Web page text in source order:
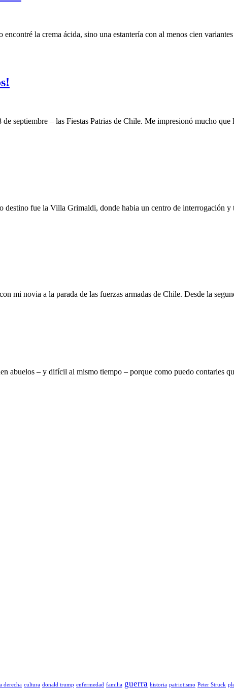
la crema ácida, sino una estantería con al menos cien
septiembre – las Fiestas Patrias de Chile. Me impresionó mucho
destino fue la Villa Grimaldi, donde habia un centro de interrogación y
mi novia a la parada de las fuerzas armadas de Chile. Desde la
abuelos – y difícil al mismo tiempo – porque como puedo contarles
derecha cultura donald trump enfermedad familia guerra historia patriotismo Peter Struck